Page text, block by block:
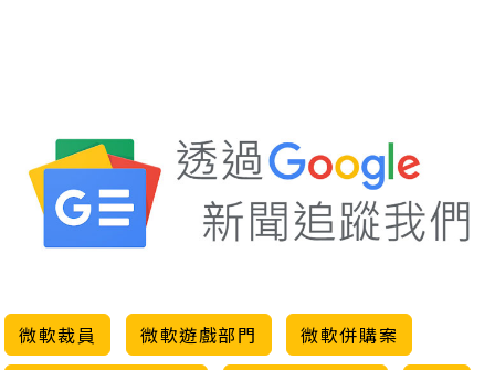
微軟裁員 微軟遊戲部門
微軟併購案